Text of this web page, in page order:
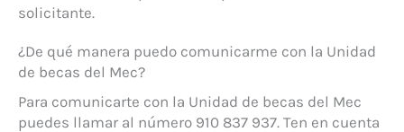
solicitante.
¿De qué manera puedo comunicarme con la Unidad
de becas del Mec?
Para comunicarte con la Unidad de becas del Mec
puedes llamar al número 910 837 937. Ten en cuenta